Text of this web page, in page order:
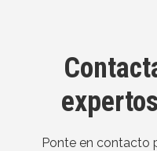
Ponte en contacto